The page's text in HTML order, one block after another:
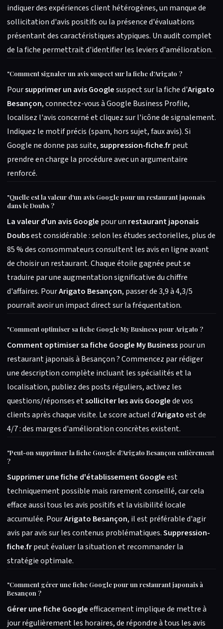
indiquer des expériences client hétérogènes, un manque de
sollicitation d'avis positifs ou la présence d'évaluations
présentant des caractéristiques atypiques. Un audit complet
de la fiche permettrait d'identifier les leviers d'amélioration.
"Comment signaler un avis suspect sur la fiche d'Arigato ?
Poursupprimer un avis Googlesuspect sur la fiche d'Arigato
Besançon, connectez-vous à Google Business Profile,
localisez l'avis concerné et cliquez sur l'icône de signalement.
Indiquez le motif précis (spam, hors sujet, faux avis). Si
Google ne donne pas suite,suppression-fiche.frpeut
prendre en charge la procédure avec un argumentaire
renforcé.
"Quelle est la valeur d'un avis Google pour un restaurant japonais
dans le Doubs ?
La valeur d'un avis Google pour un restaurant japonais
Doubsest considérable : selon les études sectorielles, plus de
85 % des consommateurs consultent les avis en ligne avant
de choisir un restaurant. Chaque étoile gagnée peut se
traduire par une augmentation significative du chiffre
d'affaires. PourArigato Besançon, passer de 3,9 à 4,3/5
pourrait avoir un impact direct sur la fréquentation.
"Comment optimiser sa fiche Google My Business pour Arigato ?
Comment optimiser sa fiche Google My Businesspour un
restaurant japonais à Besançon ? Commencez par rédiger
une description complète incluant les spécialités et la
localisation, publiez des posts réguliers, activez les
questions/réponses etsolliciter les avis Googlede vos
clients après chaque visite. Le score actuel d'Arigatoest de
4/7 : des marges d'amélioration concrètes existent.
"Peut-on supprimer la fiche Google d'Arigato Besançon entièrement
?
Supprimer une fiche d'établissement Googleest
techniquement possible mais rarement conseillé, car cela
efface aussi tous les avis positifs et la visibilité locale
accumulée. PourArigato Besançon, il est préférable d'agir
avis par avis sur les contenus problématiques.Suppression-
fiche.frpeut évaluer la situation et recommander la
stratégie optimale.
"Comment gérer une fiche Google pour un restaurant japonais à
Besançon ?
Gérer une fiche Googleefficacement implique de mettre à
jour régulièrement les horaires, de répondre à tous les avis